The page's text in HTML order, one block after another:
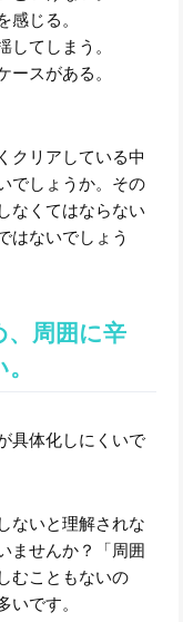
じる。
てしまう。
スがある。
クリアしている中
でしょうか。その
なくてはならない
はないでしょう
周囲に辛
具体化しにくいで
ないと理解されな
ませんか？「周囲
むこともないの
です。